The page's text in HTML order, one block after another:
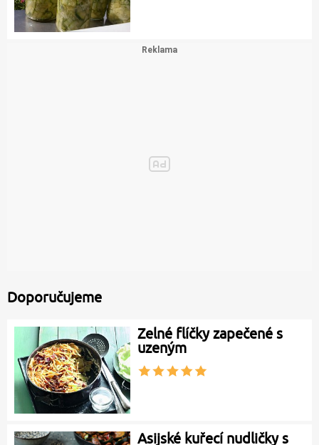
Doporučujeme
Zelné flíčky zapečené s
uzeným
Asijské kuřecí nudličky s